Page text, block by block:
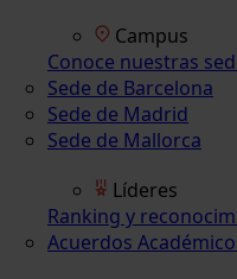
Campus
Conoce nuestras
Sede de Barcelona
Sede de Madrid
Sede de Mallorca
Líderes
Ranking y
Acuerdos